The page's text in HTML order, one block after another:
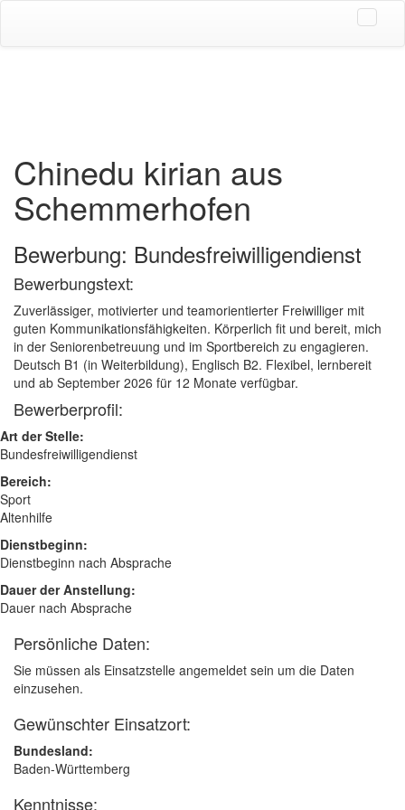
Chinedu kirian aus
Schemmerhofen
Bewerbung: Bundesfreiwilligendienst
Bewerbungstext:
Zuverlässiger, motivierter und teamorientierter Freiwilliger mit
guten Kommunikationsfähigkeiten. Körperlich fit und bereit, mich
in der Seniorenbetreuung und im Sportbereich zu engagieren.
Deutsch B1 (in Weiterbildung), Englisch B2. Flexibel, lernbereit
und ab September 2026 für 12 Monate verfügbar.
Bewerberprofil:
Art der Stelle:
Bundesfreiwilligendienst
Bereich:
Sport
Altenhilfe
Dienstbeginn:
Dienstbeginn nach Absprache
Dauer der Anstellung:
Dauer nach Absprache
Persönliche Daten:
Sie müssen als Einsatzstelle angemeldet sein um die Daten
einzusehen.
Gewünschter Einsatzort:
Bundesland:
Baden-Württemberg
Kenntnisse: